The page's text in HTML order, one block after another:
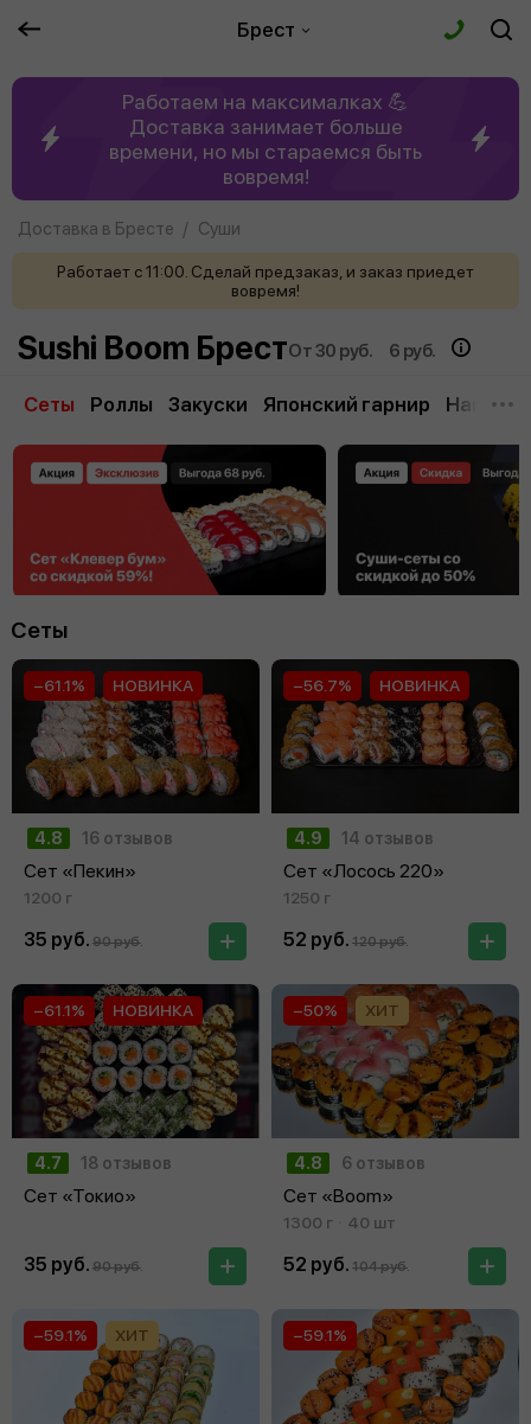
Брест
Работаем на максималках 💪
Доставка занимает больше
времени, но мы стараемся быть
вовремя!
Доставка в Бресте Суши
Работает с 11:00. Сделай предзаказ, и заказ приедет
вовремя!
Sushi Boom БрестОт 30 руб. 6 руб.
Сеты Роллы Закуски Японский гарнир Напитки
Сеты
4.8 16 отзывов
Сет «Пекин»
−61.1% НОВИНКА
1200 г
35 руб. 90 руб.
4.9 14 отзывов
Сет «Лосось 220»
−56.7% НОВИНКА
1250 г
52 руб. 120 руб.
4.7 18 отзывов
Сет «Токио»
−61.1% НОВИНКА
35 руб. 90 руб.
4.8 6 отзывов
Сет «Boom»
−50% ХИТ
1300 г 40 шт
52 руб. 104 руб.
−59.1% ХИТ −59.1%